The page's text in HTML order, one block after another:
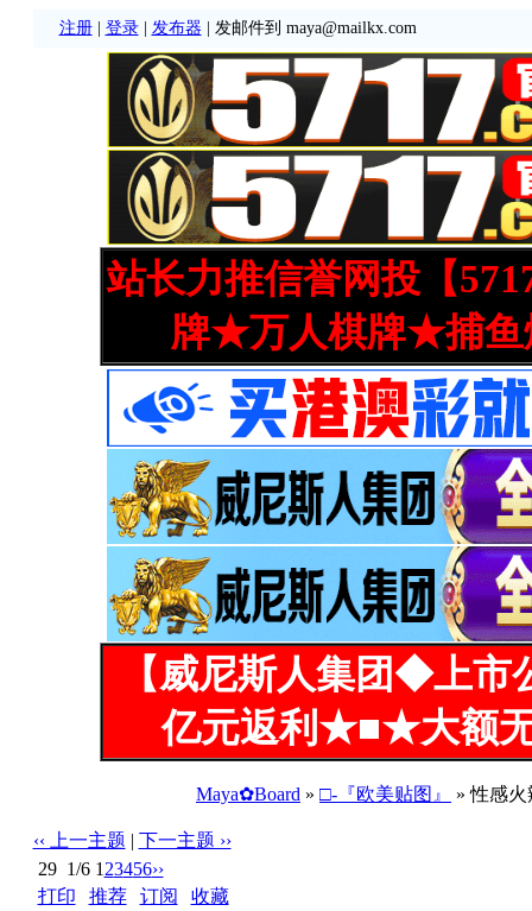
注册| 登录| 发布器 | 发邮件到 maya@mailkx.com
站长力推信誉网投【
牌★万人棋牌★捕鱼
【威尼斯人集团◆上
亿元返利★■★大额
Maya✿Board » □-『欧美贴图』 » 性感
‹‹ 上一主题 | 下一主题 ››
29 1/6 1 23456››
打印
推荐| 订阅
收藏